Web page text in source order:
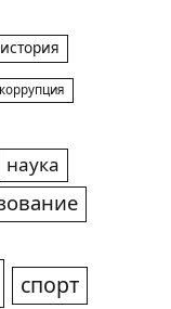
история
коррупция
наука
спорт